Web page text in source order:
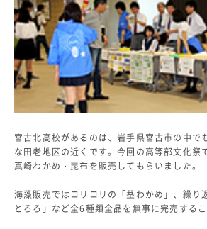
入学金・学費
入試結果
入学試験問題
海外に住む中学生の方へ
スクールガイド
上級学校訪問
中学校の先生方へ
合格者発表
よくあるご質問
総合案内
宮古北高校があるのは、岩手県宮古市の中で
な田老地区の近くです。今回の高等部文化祭
真崎わかめ・昆布を販売してもらいました。
海藻販売ではコリコリの「茎わかめ」、繰り
とろろ」など全6種類全品を無事に完売するこ